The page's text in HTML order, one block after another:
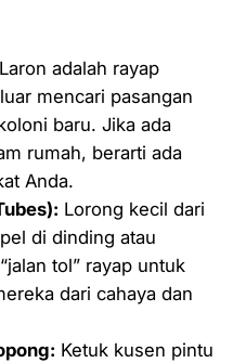
Laron adalah rayap
mencari pasangan
baru. Jika ada
rumah, berarti ada
Anda.
Lorong kecil dari
di dinding atau
tol” rayap untuk
dari cahaya dan
Ketuk kusen pintu